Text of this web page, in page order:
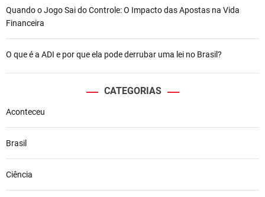
Quando o Jogo Sai do Controle: O Impacto das Apostas na Vida
Financeira
O que é a ADI e por que ela pode derrubar uma lei no Brasil?
CATEGORIAS
Aconteceu
Brasil
Ciência